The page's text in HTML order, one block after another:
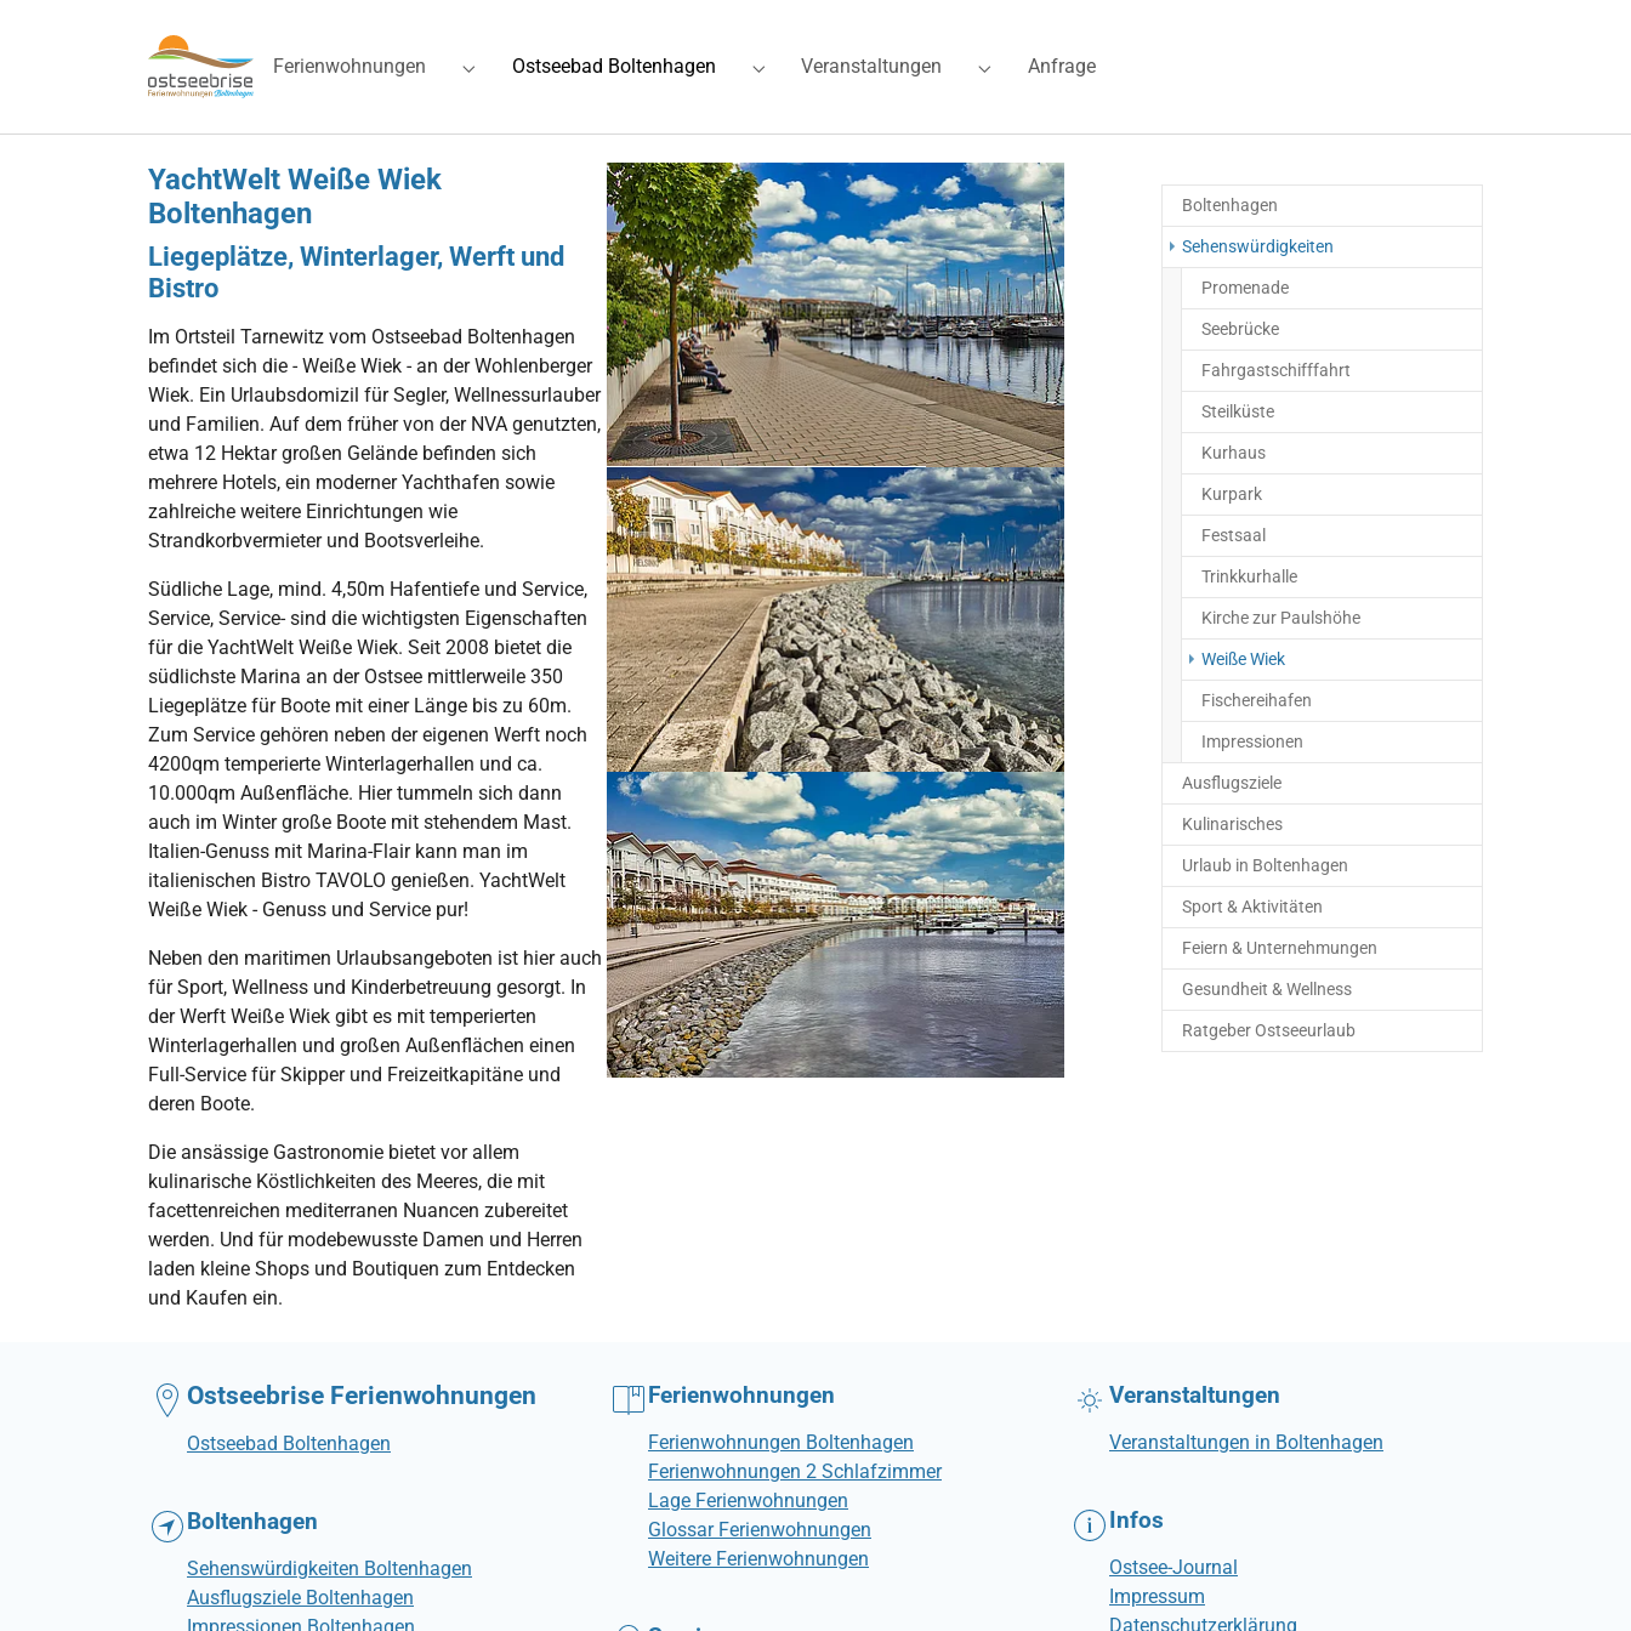
Ferienwohnungen
Submenu for "Ferienwohnungen"
Ostseebad Boltenhagen
Submenu for "Ostseebad Boltenhagen"
Veranstaltungen
Submenu for "Veranstaltungen"
Anfrage
Show larger version for:
Show larger version for:
Show larger version for:
YachtWelt Weiße Wiek
Boltenhagen
Liegeplätze, Winterlager, Werft und
Bistro
Im Ortsteil Tarnewitz vom Ostseebad Boltenhagen
befindet sich die - Weiße Wiek - an der Wohlenberger
Wiek. Ein Urlaubsdomizil für Segler, Wellnessurlauber
und Familien. Auf dem früher von der NVA genutzten,
etwa 12 Hektar großen Gelände befinden sich
mehrere Hotels, ein moderner Yachthafen sowie
zahlreiche weitere Einrichtungen wie
Strandkorbvermieter und Bootsverleihe.
Südliche Lage, mind. 4,50m Hafentiefe und Service,
Service, Service- sind die wichtigsten Eigenschaften
für die YachtWelt Weiße Wiek. Seit 2008 bietet die
südlichste Marina an der Ostsee mittlerweile 350
Liegeplätze für Boote mit einer Länge bis zu 60m.
Zum Service gehören neben der eigenen Werft noch
4200qm temperierte Winterlagerhallen und ca.
10.000qm Außenfläche. Hier tummeln sich dann
auch im Winter große Boote mit stehendem Mast.
Italien-Genuss mit Marina-Flair kann man im
italienischen Bistro TAVOLO genießen. YachtWelt
Weiße Wiek - Genuss und Service pur!
Neben den maritimen Urlaubsangeboten ist hier auch
für Sport, Wellness und Kinderbetreuung gesorgt. In
der Werft Weiße Wiek gibt es mit temperierten
Winterlagerhallen und großen Außenflächen einen
Full-Service für Skipper und Freizeitkapitäne und
deren Boote.
Die ansässige Gastronomie bietet vor allem
kulinarische Köstlichkeiten des Meeres, die mit
facettenreichen mediterranen Nuancen zubereitet
werden. Und für modebewusste Damen und Herren
laden kleine Shops und Boutiquen zum Entdecken
und Kaufen ein.
Boltenhagen
Sehenswürdigkeiten
Promenade
Seebrücke
Fahrgastschifffahrt
Steilküste
Kurhaus
Kurpark
Festsaal
Trinkkurhalle
Kirche zur Paulshöhe
Weiße Wiek(current)
Fischereihafen
Impressionen
Ausflugsziele
Kulinarisches
Urlaub in Boltenhagen
Sport & Aktivitäten
Feiern & Unternehmungen
Gesundheit & Wellness
Ratgeber Ostseeurlaub
Ostseebrise Ferienwohnungen
Ostseebad Boltenhagen
Boltenhagen
Sehenswürdigkeiten Boltenhagen
Ausflugsziele Boltenhagen
Ferienwohnungen
Ferienwohnungen Boltenhagen
Ferienwohnungen 2 Schlafzimmer
Lage Ferienwohnungen
Glossar Ferienwohnungen
Weitere Ferienwohnungen
Veranstaltungen
Veranstaltungen in Boltenhagen
Infos
Ostsee-Journal
Impressum
Datenschutzerklärung